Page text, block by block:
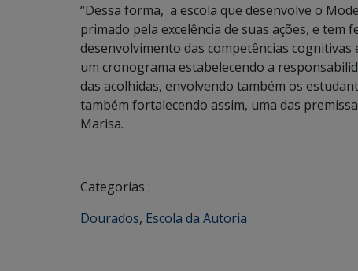
“Dessa forma, a escola que desenvolve o
primado pela excelência de suas ações, e tem
desenvolvimento das competências
um cronograma estabelecendo a
das acolhidas, envolvendo também os
também fortalecendo assim, uma das
Marisa.
Categorias :
Dourados, Escola da Autoria